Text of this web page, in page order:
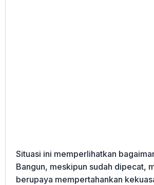
Situasi ini memperlihatkan
Bangun, meskipun sudah dipecat,
berupaya mempertahankan